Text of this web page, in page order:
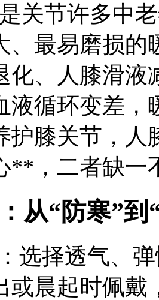
关节许多中
、最易磨损的
化、人膝滑液
液循环变差，
护膝关节，
**，二者缺一
从“防寒”到
选择透气、
或晨起时佩戴